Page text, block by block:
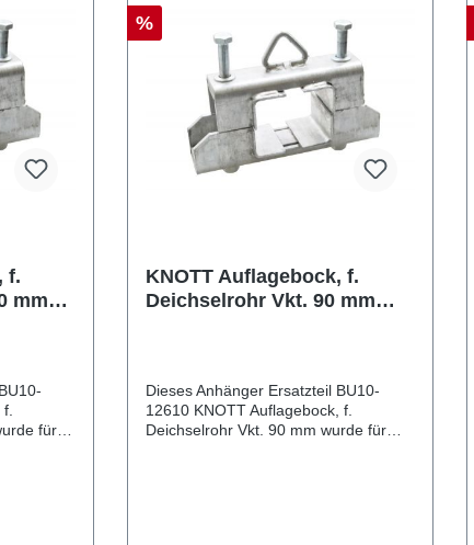
f.
mm
für
%
KNOTT Auflagebock, f.
Deichselrohr Vkt. 90 mm
Dieses Anhänger Ersatzteil BU10-
12610 KNOTT Auflagebock, f.
Deichselrohr Vkt. 90 mm wurde für